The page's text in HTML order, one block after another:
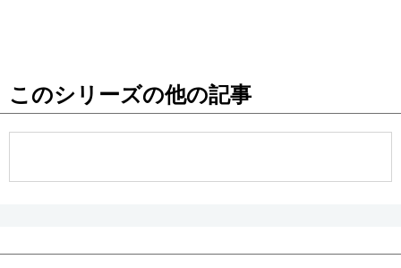
このシリーズの他の記事